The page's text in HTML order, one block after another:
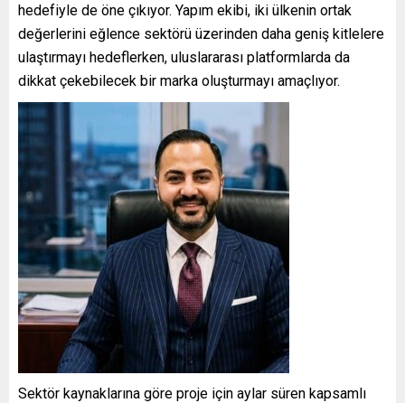
hedefiyle de öne çıkıyor. Yapım ekibi, iki ülkenin ortak
değerlerini eğlence sektörü üzerinden daha geniş kitlelere
ulaştırmayı hedeflerken, uluslararası platformlarda da
dikkat çekebilecek bir marka oluşturmayı amaçlıyor.
Sektör kaynaklarına göre proje için aylar süren kapsamlı